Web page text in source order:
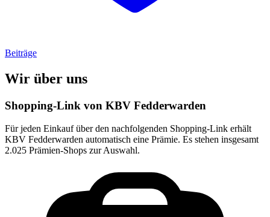
Beiträge
Wir über uns
Shopping-Link von KBV Fedderwarden
Für jeden Einkauf über den nachfolgenden Shopping-Link erhält
KBV Fedderwarden automatisch eine Prämie. Es stehen insgesamt
2.025 Prämien-Shops zur Auswahl.